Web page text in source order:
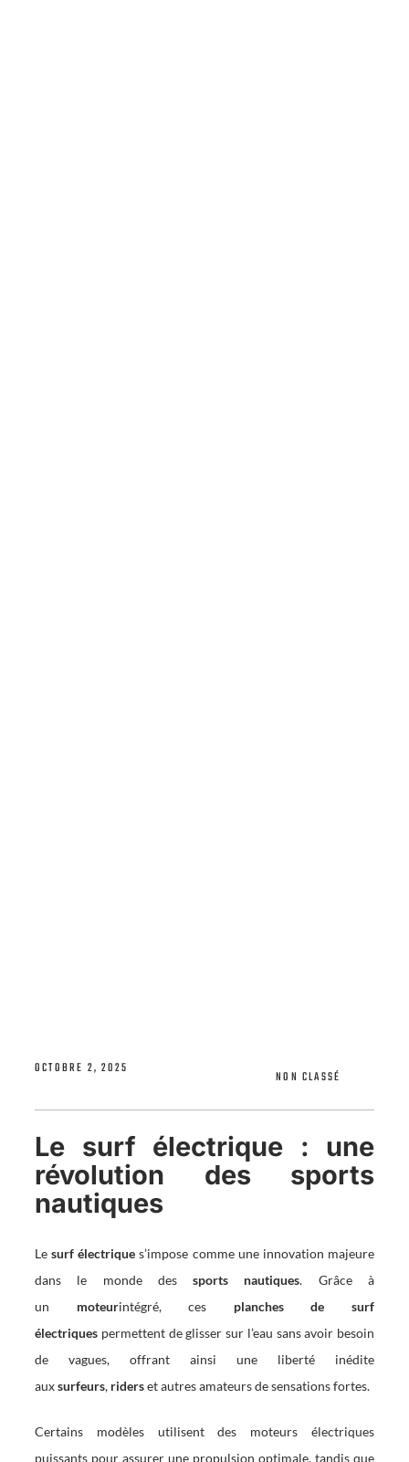
OCTOBRE 2, 2025 NON CLASSÉ
Le surf électrique : une
révolution des sports
nautiques
Lesurf électrique s’impose comme une innovation majeure
dans le monde dessports nautiques. Grâce à
un moteurintégré, ces planches de surf
électriques permettent de glisser sur l’eau sans avoir besoin
de vagues, offrant ainsi une liberté inédite
auxsurfeurs, riderset autres amateurs de sensations fortes.
Certains modèles utilisent des moteurs électriques
puissants pour assurer une propulsion optimale, tandis que